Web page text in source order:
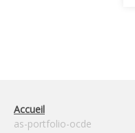
Accueil
as-portfolio-ocde